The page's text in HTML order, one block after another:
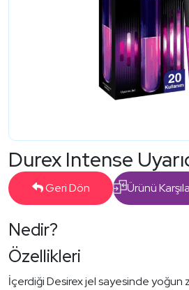
Durex Intense
Geri Dön Ürünü
Nedir?
Özellikleri
İçerdiği Desirex jel sayesinde yoğun
Okey Maksimum